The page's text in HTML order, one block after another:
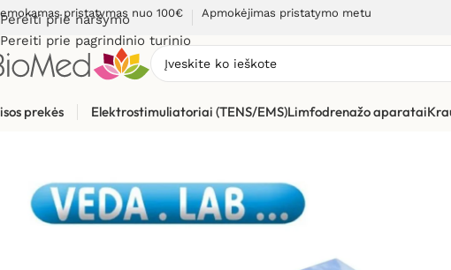
Pereiti prie naršymo
Pereiti prie pagrindinio turinio
pristatymas nuo 100€ Apmokėjimas pristatymo metu
prekės Elektrostimuliatoriai (TENS/EMS)Limfodrenažo aparatai
Sveikatos priežiūrai Geležies trūkumo